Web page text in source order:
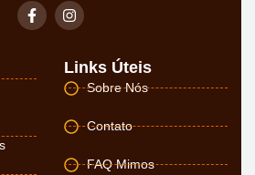
Links Úteis
Sobre Nós
Contato
FAQ Mimos